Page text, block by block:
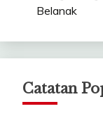
Belanak
Catatan